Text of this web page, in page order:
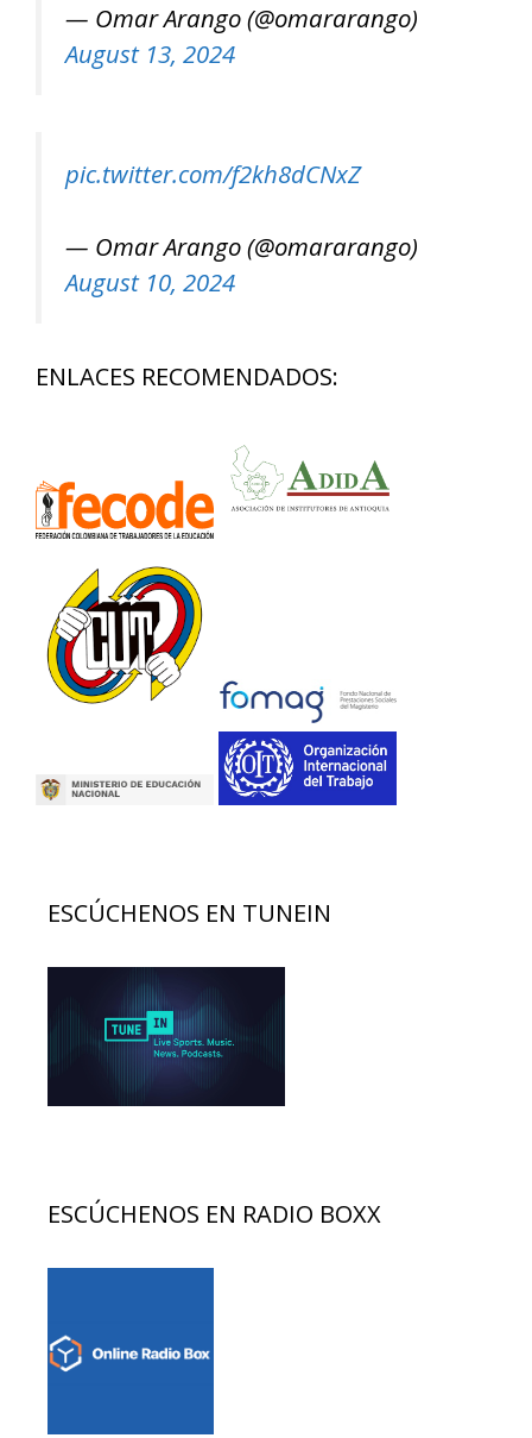
— Omar Arango (@omararango)
August 13, 2024
pic.twitter.com/f2kh8dCNxZ
— Omar Arango (@omararango)
August 10, 2024
ENLACES RECOMENDADOS:
ESCÚCHENOS EN TUNEIN
ESCÚCHENOS EN RADIO BOXX